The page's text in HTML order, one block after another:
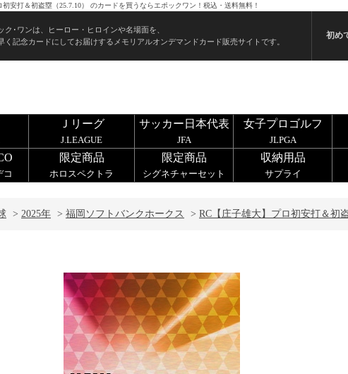
安打＆初盗塁（25.7.10） のカードを買うならエポックワン！税込・送料無料！
ク･ワンは、ヒーロー・ヒロインや名場面を、
く記念カードにしてお届けするメモリアルオンデマンドカード販売サイトです。
初め
Ｊリーグ
J.LEAGUE
サッカー日本代表
JFA
女子プロゴルフ
JLPGA
コ
限定商品
ホロスペクトラ
限定商品
シグネチャーセット
収納用品
サプライ
> 2025年 > 福岡ソフトバンクホークス > RC【庄子雄大】プロ初安打＆初盗